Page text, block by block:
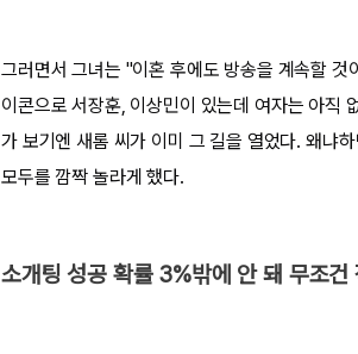
그러면서 그녀는 "이혼 후에도 방송을 계속할
이콘으로 서장훈, 이상민이 있는데 여자는 아직
가 보기엔 새롬 씨가 이미 그 길을 열었다. 왜냐
모두를 깜짝 놀라게 했다.
소개팅 성공 확률 3%밖에 안 돼 무조